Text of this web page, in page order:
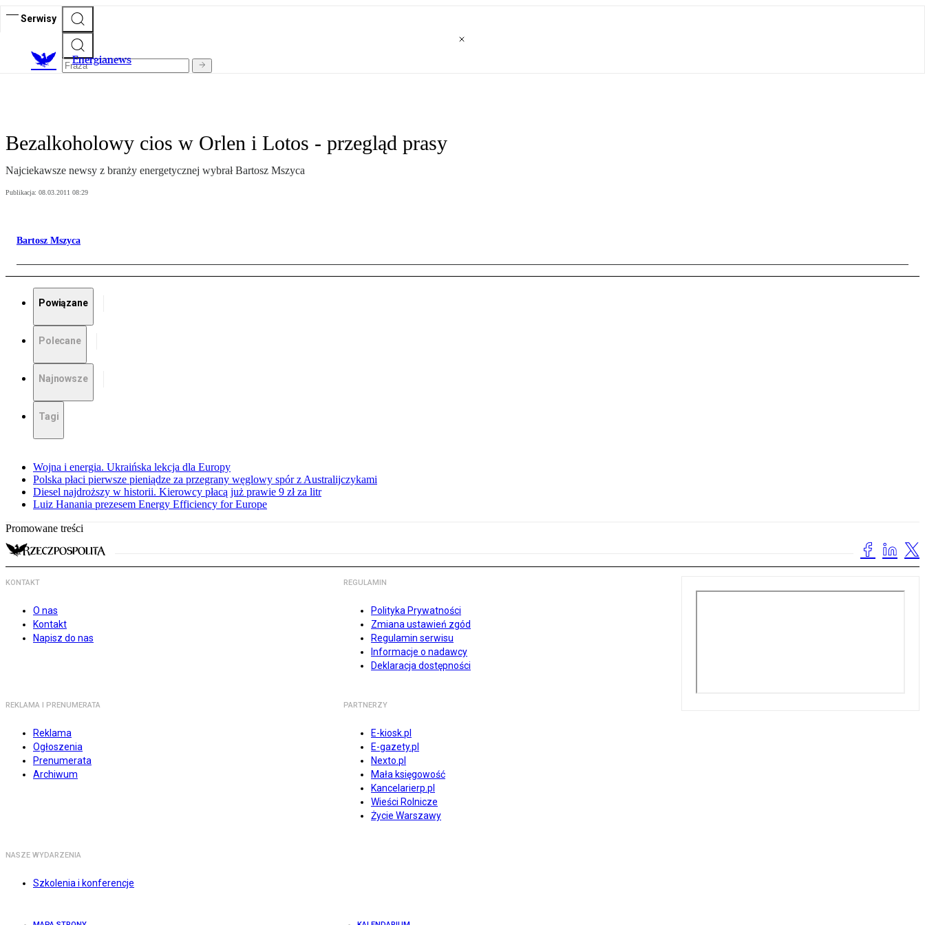
Serwisy
Energianews
Bezalkoholowy cios w Orlen i Lotos - przegląd prasy
Najciekawsze newsy z branży energetycznej wybrał Bartosz Mszyca
Publikacja: 08.03.2011 08:29
Bartosz Mszyca
Powiązane
Polecane
Najnowsze
Tagi
Wojna i energia. Ukraińska lekcja dla Europy
Polska płaci pierwsze pieniądze za przegrany węglowy spór z Australijczykami
Diesel najdroższy w historii. Kierowcy płacą już prawie 9 zł za litr
Luiz Hanania prezesem Energy Efficiency for Europe
Promowane treści
KONTAKT
O nas
Kontakt
Napisz do nas
REGULAMIN
Polityka Prywatności
Zmiana ustawień zgód
Regulamin serwisu
Informacje o nadawcy
Deklaracja dostępności
REKLAMA I PRENUMERATA
Reklama
Ogłoszenia
Prenumerata
Archiwum
PARTNERZY
E-kiosk.pl
E-gazety.pl
Nexto.pl
Mała księgowość
Kancelarierp.pl
Wieści Rolnicze
Życie Warszawy
NASZE WYDARZENIA
Szkolenia i konferencje